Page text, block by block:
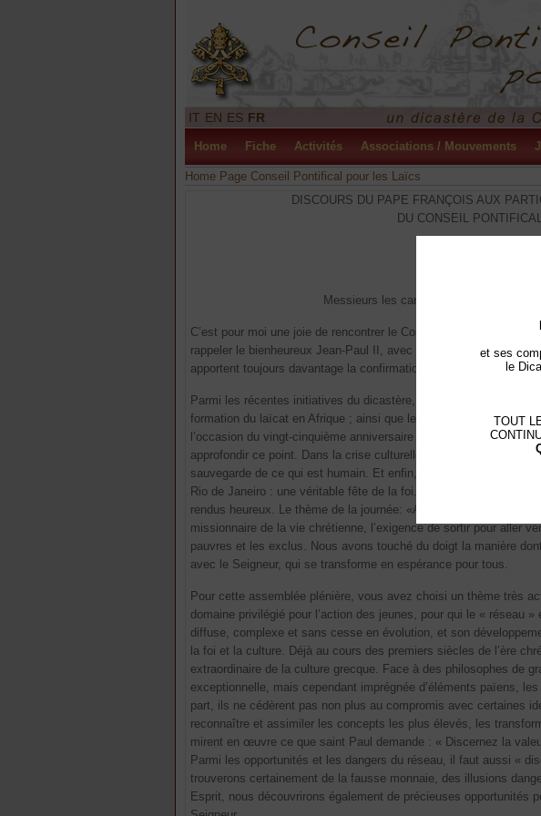
IT EN ES FR
Home Fiche Activités Associations / Mouvements
Home Page Conseil Pontifical pour les Laïcs
DISCOURS DU PAPE FRANÇOIS AUX
DU CONSEIL
Messieurs les cardinaux, chers frères
C’est pour moi une joie de rencontrer le Conseil pontifical pour
rappeler le bienheureux Jean-Paul II, avec le Concile « a sonné
apportent toujours davantage la confirmation. Je remercie le
Parmi les récentes initiatives du dicastère, je voudrais rappeler le
formation du laïcat en Afrique ; ainsi que le séminaire d’étude sur
l’occasion du vingt-cinquième anniversaire de la Lettre
approfondir ce point. Dans la crise culturelle de notre temps, la
sauvegarde de ce qui est humain. Et enfin, je rends grâce avec
Rio de Janeiro : une véritable fête de la foi. Cela a été une
rendus heureux. Le thème de la journée: «Allez et faites des
missionnaire de la vie chrétienne, l’exigence de sortir pour aller
pauvres et les exclus. Nous avons touché du doigt la manière
avec le Seigneur, qui se transforme en espérance pour tous.
Pour cette assemblée plénière, vous avez choisi un thème très
domaine privilégié pour l’action des jeunes, pour qui le « réseau
diffuse, complexe et sans cesse en évolution, et son
la foi et la culture. Déjà au cours des premiers siècles de l’ère
extraordinaire de la culture grecque. Face à des philosophes de
exceptionnelle, mais cependant imprégnée d’éléments païens,
part, ils ne cédèrent pas non plus au compromis avec certaines
reconnaître et assimiler les concepts les plus élevés, les
mirent en œuvre ce que saint Paul demande : « Discernez la
Parmi les opportunités et les dangers du réseau, il faut aussi «
trouverons certainement de la fausse monnaie, des illusions
Esprit, nous découvrirons également de précieuses opportunités
et ses
le
TOUT